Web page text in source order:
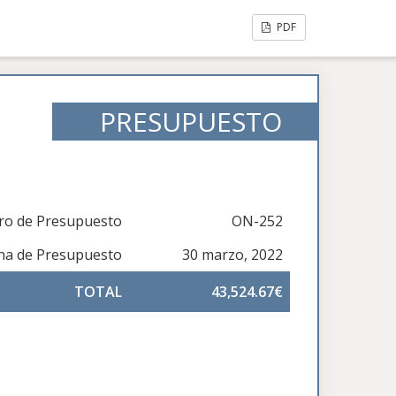
PDF
PRESUPUESTO
de Presupuesto
ON-252
de Presupuesto
30 marzo, 2022
TOTAL
43,524.67€